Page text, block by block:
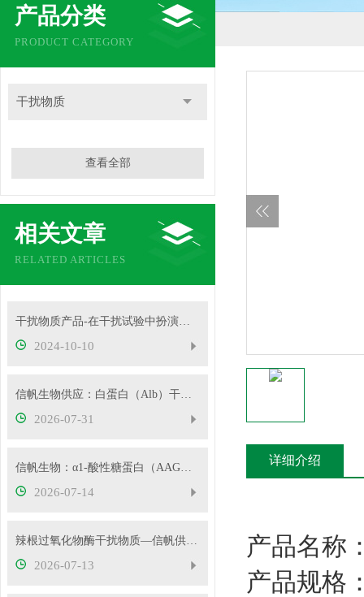
产品分类
PRODUCT CATEGORY
干扰物质
查看全部
相关文章
RELATED ARTICLES
干扰物质产品-在干扰试验中扮演着重要角色
2024-10-10
信帆生物供应：白蛋白（Alb）干扰物质
2026-07-31
信帆生物：α1-酸性糖蛋白（AAG）干扰物质使用说明
2026-07-14
辣根过氧化物酶干扰物质—信帆供应多种浓度
2026-07-13
详细介绍
产品名称
产品规格